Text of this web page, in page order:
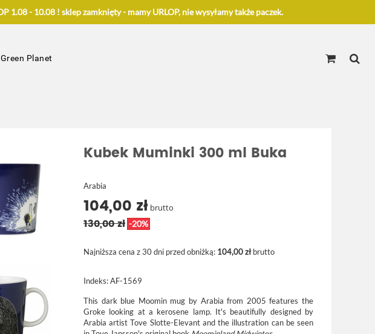
1.08 - 10.08 ! sklep zamknięty - mamy URLOP, nie wysyłamy także paczek.
Green Planet
Kubek Muminki 300 ml Buka
Arabia
104,00 zł brutto
130,00 zł -20%
Najniższa cena z 30 dni przed obniżką: 104,00 złbrutto
Indeks:AF-1569
This dark blue Moomin mug by Arabia from 2005 features the
Groke looking at a kerosene lamp. It's beautifully designed by
Arabia artist Tove Slotte-Elevant and the illustration can be seen